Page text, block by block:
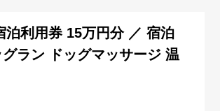
利用券 15万円分 ／ 宿泊
ラン ドッグマッサージ 温